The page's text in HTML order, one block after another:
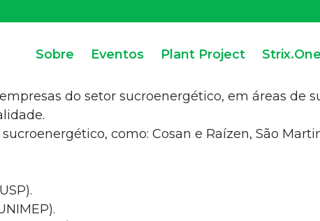
Sobre Eventos Plant Project Strix.One
do setor sucroenergético, em áreas de
como: Cosan e Raízen, São